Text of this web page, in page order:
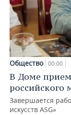
Общество 00:00
В Доме
российского
Завершается
искусств ASG»